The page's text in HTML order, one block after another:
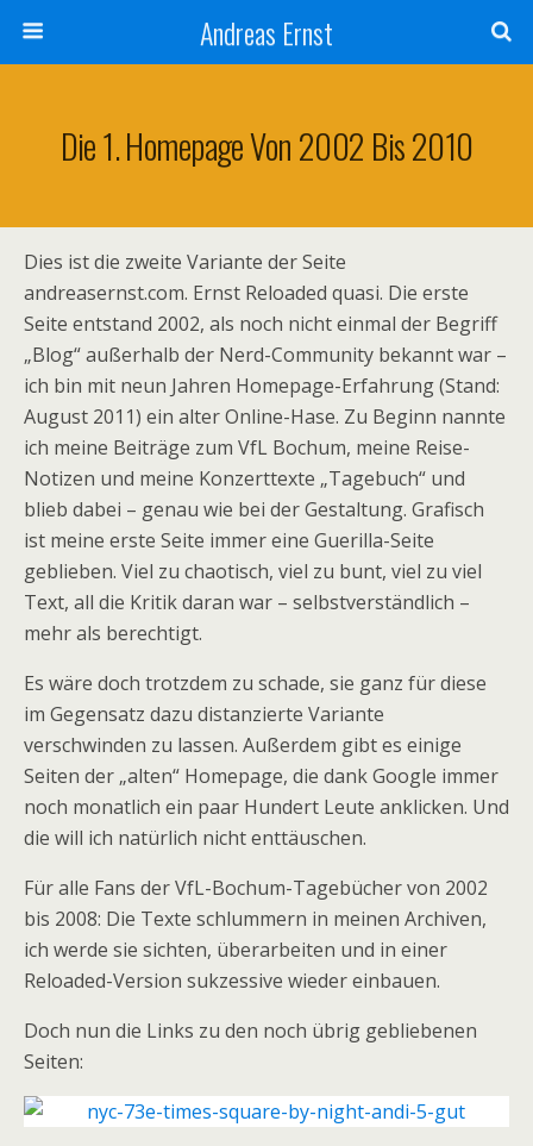
Andreas Ernst
Die 1. Homepage Von 2002 Bis 2010
Dies ist die zweite Variante der Seite
andreasernst.com. Ernst Reloaded quasi. Die erste
Seite entstand 2002, als noch nicht einmal der Begriff
„Blog“ außerhalb der Nerd-Community bekannt war –
ich bin mit neun Jahren Homepage-Erfahrung (Stand:
August 2011) ein alter Online-Hase. Zu Beginn nannte
ich meine Beiträge zum VfL Bochum, meine Reise-
Notizen und meine Konzerttexte „Tagebuch“ und
blieb dabei – genau wie bei der Gestaltung. Grafisch
ist meine erste Seite immer eine Guerilla-Seite
geblieben. Viel zu chaotisch, viel zu bunt, viel zu viel
Text, all die Kritik daran war – selbstverständlich –
mehr als berechtigt.
Es wäre doch trotzdem zu schade, sie ganz für diese
im Gegensatz dazu distanzierte Variante
verschwinden zu lassen. Außerdem gibt es einige
Seiten der „alten“ Homepage, die dank Google immer
noch monatlich ein paar Hundert Leute anklicken. Und
die will ich natürlich nicht enttäuschen.
Für alle Fans der VfL-Bochum-Tagebücher von 2002
bis 2008: Die Texte schlummern in meinen Archiven,
ich werde sie sichten, überarbeiten und in einer
Reloaded-Version sukzessive wieder einbauen.
Doch nun die Links zu den noch übrig gebliebenen
Seiten: